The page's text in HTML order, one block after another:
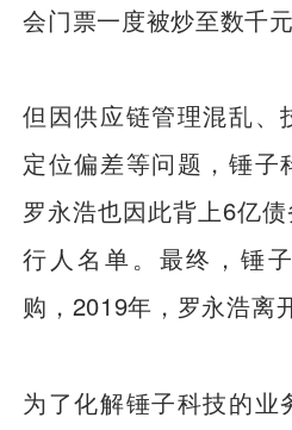
会门票一度被炒至数千元
但因供应链管理混乱、
定位偏差等问题，锤子
罗永浩也因此背上6亿
行人名单。最终，锤
购，2019年，罗永浩离
为了化解锤子科技的业